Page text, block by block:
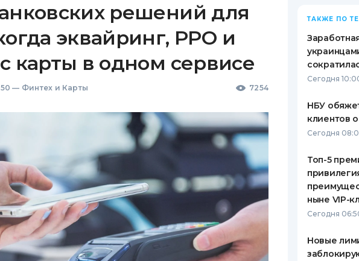
решений для
эквайринг, РРО и
карты в одном сервисе
— Финтех и Карты 7254
ТАКЖЕ ПО
Сегодня
НБУ
клиентов
Сегодня
Топ-5
ныне VIP-
Сегодня
Новые